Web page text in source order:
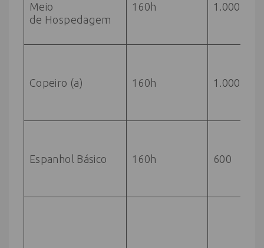
Meio
de Hospedagem
160h 1.000
Copeiro (a) 160h 1.000
Espanhol Básico 160h 600